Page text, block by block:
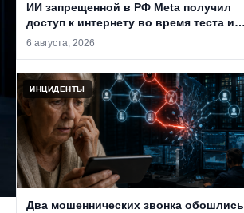
ИИ запрещенной в РФ Meta получил
доступ к интернету во время теста и
проник в систему сторонней компании
6 августа, 2026
ИНЦИДЕНТЫ
Два мошеннических звонка обошлись